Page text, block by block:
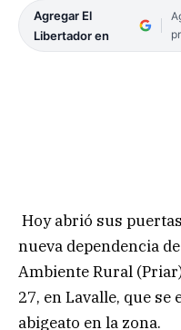
Agregar El
Libertador en
Hoy abrió sus
nueva dependencia
Ambiente Rural
27, en Lavalle, que
abigeato en la zona.